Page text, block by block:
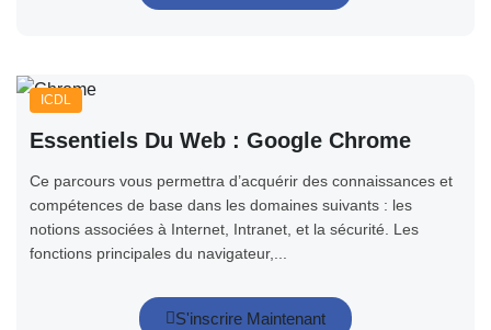
ICDL
Essentiels Du Web : Google Chrome
Ce parcours vous permettra d’acquérir des connaissances et
compétences de base dans les domaines suivants : les
notions associées à Internet, Intranet, et la sécurité. Les
fonctions principales du navigateur,...
S'inscrire Maintenant